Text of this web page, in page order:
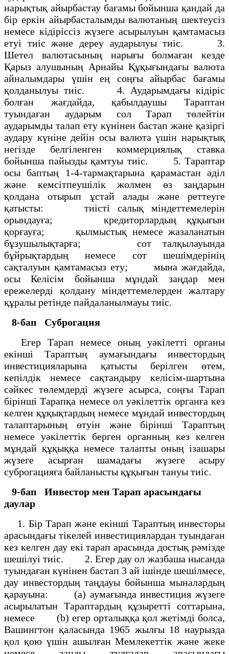
нарықтық айырбастау бағамы бойынша қандай да
бір еркін айырбасталымды валютаның шектеусіз
немесе кідіріссіз жүзеге асырылуын қамтамасыз
етуі тиіс және дереу аударылуы тиіс. 3.
Шетел валютасының нарығы болмаған кезде
Қарыз алушының Арнайы Құқығындағы валюта
айналымдары үшін ең соңғы айырбас бағамы
қолданылуы тиіс. 4. Аударымдағы кідіріс
болған жағдайда, қабылдаушы Тараптан
туындаған аударым сол Тарап төлейтін
аударымды талап ету күнінен бастап және қазіргі
аудару күніне дейін осы валюта үшін нарықтық
негізде белгіленген коммерциялық ставка
бойынша пайызды қамтуы тиіс. 5. Тараптар
осы баптың 1-4-тармақтарына қарамастан әділ
және кемсітпеушілік жолмен өз заңдарын
қолдана отырып ұстай алады және реттеуге
қатысты: тиісті салық міндеттемелерін
орындауға; кредиторлардың құқығын
қорғауға; қылмыстық немесе жазаланатын
бұзушылықтарға; сот талқылауында
бұйрықтардың немесе сот шешімдерінің
сақталуын қамтамасыз ету; мына жағдайда,
осы Келісім бойынша мұндай заңдар мен
ережелерді қолдану міндеттемелерден жалтару
құралы ретінде пайдаланылмауы тиіс.
8-бап
Суброгация
Егер Тарап немесе оның уәкілетті органы
екінші Тараптың аумағындағы инвестордың
инвестицияларына қатысты берілген өтем,
кепілдік немесе сақтандыру келісім-шартына
сәйкес төлемдерді жүзеге асырса, соңғы Тарап
бірінші Тарапқа немесе ол уәкілеттік органға кез
келген құқықтардың немесе мұндай инвестордың
талаптарының өтуін және бірінші Тараптың
немесе уәкілеттік берген органның кез келген
мұндай құқыққа немесе талапты оның ізашары
жүзеге асырған шамадағы жүзеге асыру
суброгацияға байланысты құқығын тануы тиіс.
9-бап
Инвестор мен Тарап арасындағы
даулар
1. Бір Тарап және екінші Тараптың инвесторы
арасындағы тікелей инвестициялардан туындаған
кез келген дау екі тарап арасында достық рәмізде
шешілуі тиіс. 2. Егер дау ол жазбаша нысанда
туындаған күнінен бастап 3 ай ішінде шешілмесе,
дау инвестордың таңдауы бойынша мыналардың
қарауына: (а) аумағында инвестиция жүзеге
асырылатын Тараптардың құзыретті соттарына,
немесе (b) егер орталыққа қол жетімді болса,
Вашингтон қаласында 1965 жылғы 18 наурызда
қол қою үшін ашылған Мемлекеттік және жеке